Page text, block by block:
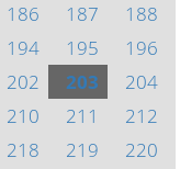
186 187
188
194 195
196
202 203
204
210 211
212
218 219
220